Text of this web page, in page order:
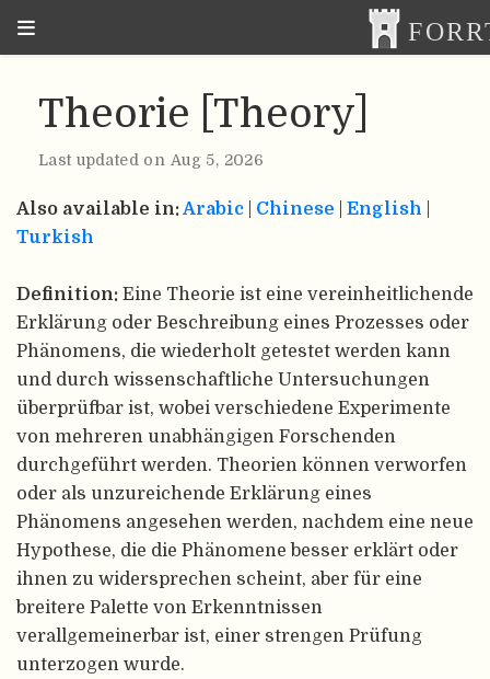
Theorie [Theory]
Last updated on Aug 5, 2026
Also available in:Arabic Chinese English
Turkish
Definition: Eine Theorie ist eine vereinheitlichende
Erklärung oder Beschreibung eines Prozesses oder
Phänomens, die wiederholt getestet werden kann
und durch wissenschaftliche Untersuchungen
überprüfbar ist, wobei verschiedene Experimente
von mehreren unabhängigen Forschenden
durchgeführt werden. Theorien können verworfen
oder als unzureichende Erklärung eines
Phänomens angesehen werden, nachdem eine neue
Hypothese, die die Phänomene besser erklärt oder
ihnen zu widersprechen scheint, aber für eine
breitere Palette von Erkenntnissen
verallgemeinerbar ist, einer strengen Prüfung
unterzogen wurde.